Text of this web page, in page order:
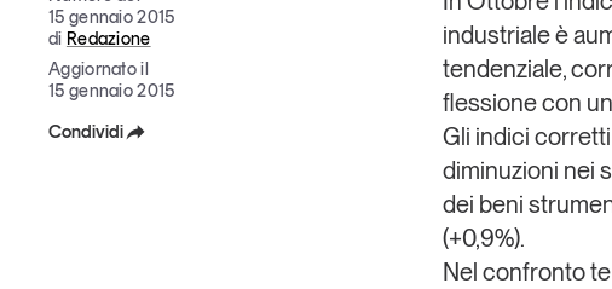
GS1 Italy Tendenze GS1 Italy
15 gennaio 2015
di Redazione
Aggiornato il
15 gennaio 2015
Condividi
industriale è
tendenziale,
flessione con un
Gli indici
diminuzioni nei
dei beni
(+0,9%).
Nel confronto